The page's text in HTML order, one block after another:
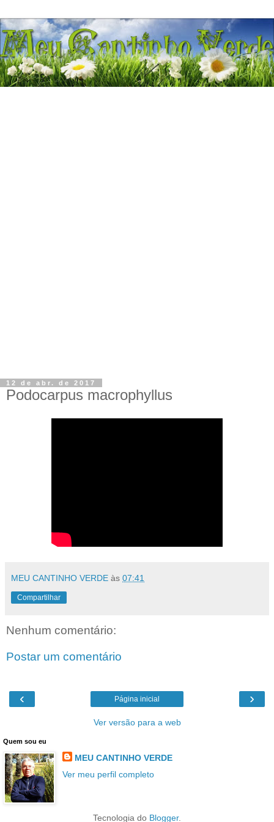
12 de abr. de 2017
Podocarpus macrophyllus
MEU CANTINHO VERDE às 07:41
Compartilhar
Nenhum comentário:
Postar um comentário
‹ ›
Página inicial
Ver versão para a web
Quem sou eu
MEU CANTINHO VERDE
Ver meu perfil completo
Tecnologia do Blogger.